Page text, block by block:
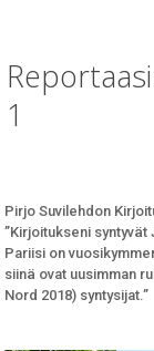
1
Pirjo Suvilehdon
”Kirjoitukseni
Pariisi on
siinä ovat uusimman
Nord 2018) syntysijat.”